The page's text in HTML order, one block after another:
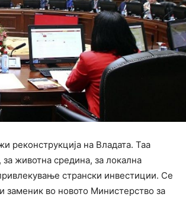
реконструкција на Владата. Таа
за животна средина, за локална
странски инвестиции. Се
заменик во новото Министерство за